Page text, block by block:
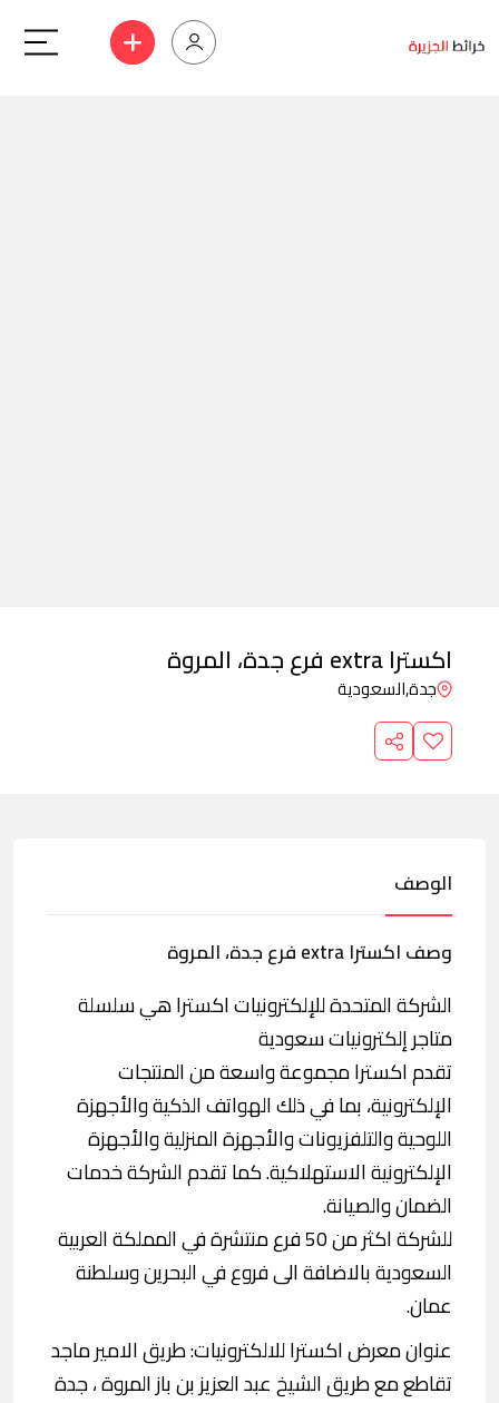
اكسترا extra فرع جدة، المروة
جدة,السعودية
الوصف
وصف اكسترا extra فرع جدة، المروة
الشركة المتحدة للإلكترونيات اكسترا هي سلسلة
متاجر إلكترونيات سعودية
تقدم اكسترا مجموعة واسعة من المنتجات
الإلكترونية، بما في ذلك الهواتف الذكية والأجهزة
اللوحية والتلفزيونات والأجهزة المنزلية والأجهزة
الإلكترونية الاستهلاكية. كما تقدم الشركة خدمات
الضمان والصيانة.
للشركة اكثر من 50 فرع منتشرة في المملكة العربية
السعودية بالاضافة الى فروع في البحرين وسلطنة
عمان.
عنوان معرض اكسترا للالكترونيات: طريق الامير ماجد
تقاطع مع طريق الشيخ عبد العزيز بن باز المروة ، جدة